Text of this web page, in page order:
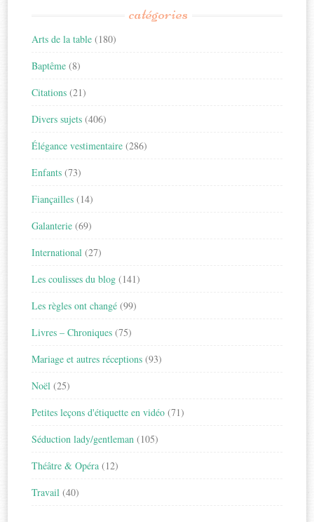
catégories
Arts de la table (180)
Baptême (8)
Citations (21)
Divers sujets (406)
Élégance vestimentaire (286)
Enfants (73)
Fiançailles (14)
Galanterie (69)
International (27)
Les coulisses du blog (141)
Les règles ont changé (99)
Livres – Chroniques (75)
Mariage et autres réceptions (93)
Noël (25)
Petites leçons d'étiquette en vidéo (71)
Séduction lady/gentleman (105)
Théâtre & Opéra (12)
Travail (40)